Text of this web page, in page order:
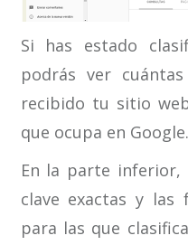
Si has estado
podrás ver
recibido tu sitio
que ocupa en Google.
En la parte inferior,
clave exactas y las
para las que